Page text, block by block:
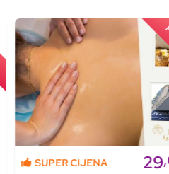
SUPER CIJENA 29